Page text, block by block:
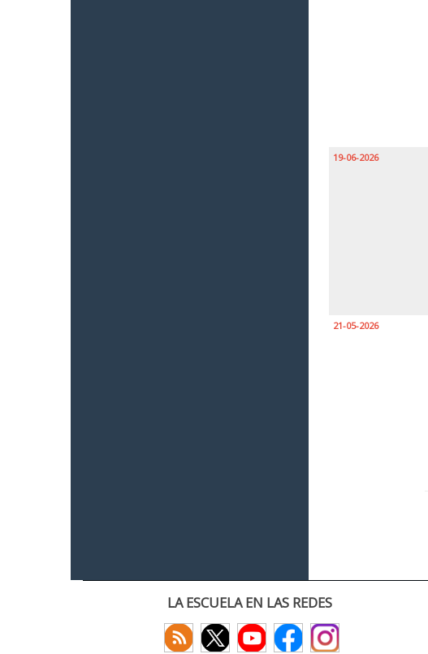
19-06-2026
21-05-2026
LA ESCUELA EN LAS REDES